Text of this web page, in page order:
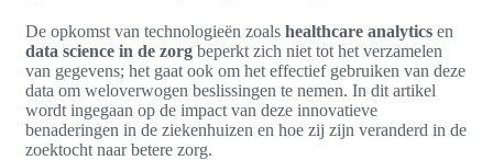
De opkomst van technologieën zoals healthcare analytics en
data science in de zorg beperkt zich niet tot het verzamelen
van gegevens; het gaat ook om het effectief gebruiken van deze
data om weloverwogen beslissingen te nemen. In dit artikel
wordt ingegaan op de impact van deze innovatieve
benaderingen in de ziekenhuizen en hoe zij zijn veranderd in de
zoektocht naar betere zorg.